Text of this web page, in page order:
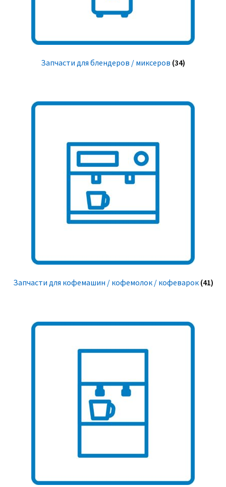
Запчасти для блендеров / миксеров (34)
Запчасти для кофемашин / кофемолок / кофеварок (41)